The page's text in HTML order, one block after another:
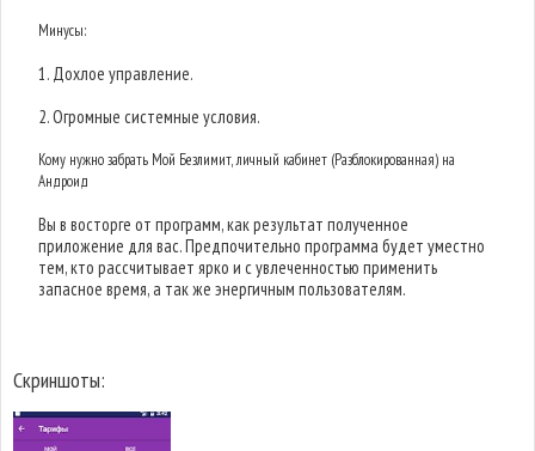
Минусы:
1. Дохлое управление.
2. Огромные системные условия.
Кому нужно забрать Мой Безлимит, личный кабинет (Разблокированная) на
Андроид
Вы в восторге от программ, как результат полученное
приложение для вас. Предпочительно программа будет уместно
тем, кто рассчитывает ярко и с увлеченностью применить
запасное время, а так же энергичным пользователям.
Скриншоты: